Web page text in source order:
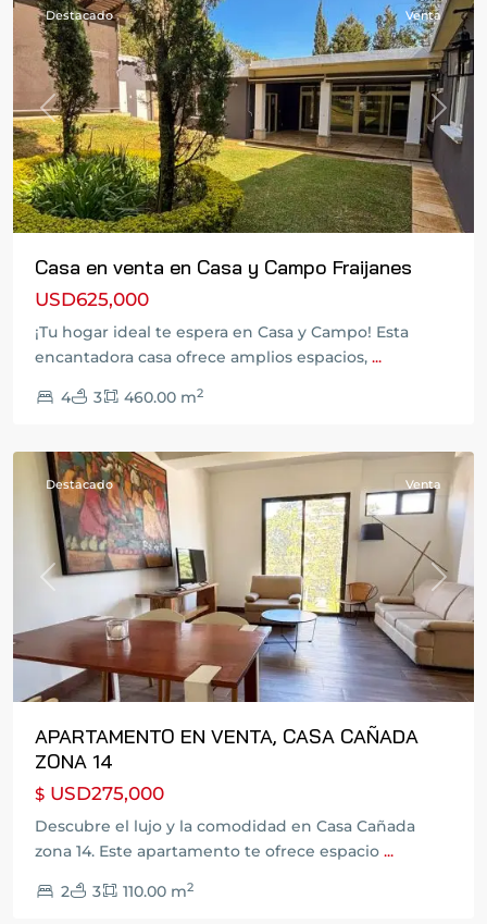
Previous Next
Destacado Venta
Casa en venta en Casa y Campo Fraijanes
USD625,000
¡Tu hogar ideal te espera en Casa y Campo! Esta
encantadora casa ofrece amplios espacios, ...
4 3 460.00 m2
Zona
14,
de
Previous Next
Destacado Venta
APARTAMENTO EN VENTA, CASA CAÑADA
ZONA 14
$ USD275,000
Descubre el lujo y la comodidad en Casa Cañada
zona 14. Este apartamento te ofrece espacio ...
2 3 110.00 m2
San
Juan
del
Antigua